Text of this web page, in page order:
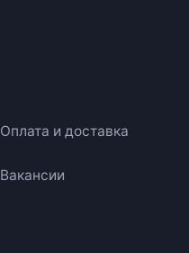
Оплата и доставка
Вакансии